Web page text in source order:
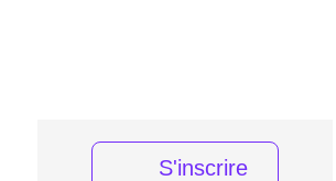
S'inscrire